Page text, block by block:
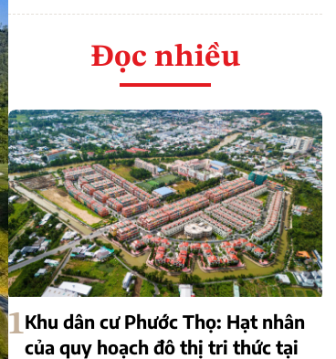
Đọc nhiều
1Khu dân cư Phước Thọ: Hạt nhân
của quy hoạch đô thị tri thức tại